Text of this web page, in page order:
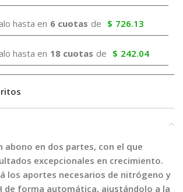
hasta en 6 cuotas de $ 726.13
hasta en 18 cuotas de $ 242.04
abono en dos partes, con el que
excepcionales en crecimiento.
los aportes necesarios de nitrógeno y
de forma automática, ajustándolo a la